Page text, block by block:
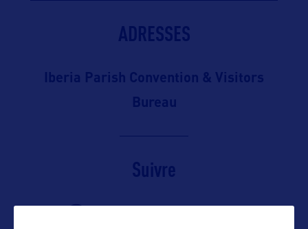
ADRESSES
Iberia Parish Convention & Visitors
Bureau
Suivre